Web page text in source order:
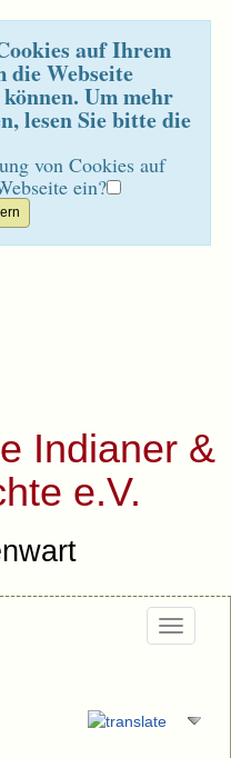
auf Ihrem
die Webseite
Um mehr
lesen Sie bitte die
von Cookies auf
ein?
Indianer &
e.V.